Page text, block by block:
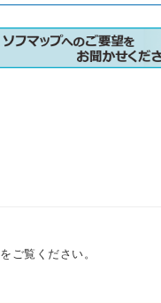
をご覧ください。